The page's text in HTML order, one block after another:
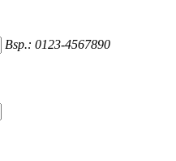
Bsp.: 0123-4567890